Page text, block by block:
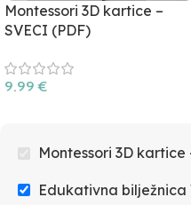
Montessori 3D kartice –
SVECI (PDF)
9.99€
Montessori 3D kartice
Edukativna bilježnica